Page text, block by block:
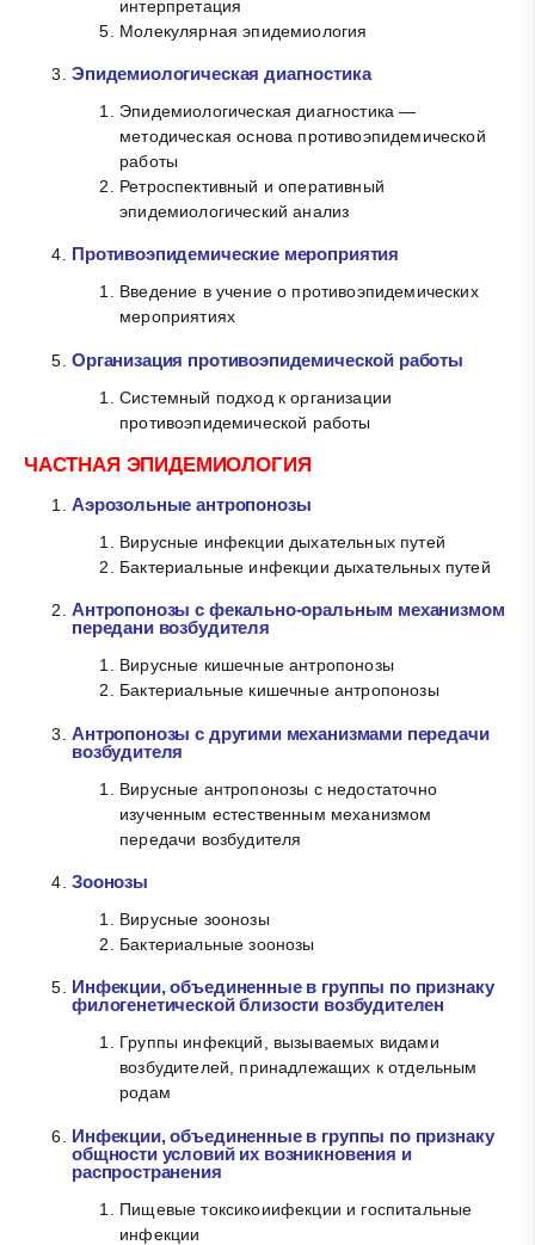
интерпретация
Молекулярная эпидемиология
Эпидемиологическая диагностика
Эпидемиологическая диагностика —
методическая основа противоэпидемической
работы
Ретроспективный и оперативный
эпидемиологический анализ
Противоэпидемические мероприятия
Введение в учение о противоэпидемических
мероприятиях
Организация противоэпидемической работы
Системный подход к организации
противоэпидемической работы
ЧАСТНАЯ ЭПИДЕМИОЛОГИЯ
Аэрозольные антропонозы
Вирусные инфекции дыхательных путей
Бактериальные инфекции дыхательных путей
Антропонозы с фекально-оральным механизмом
передани возбудителя
Вирусные кишечные антропонозы
Бактериальные кишечные антропонозы
Антропонозы с другими механизмами передачи
возбудителя
Вирусные антропонозы с недостаточно
изученным естественным механизмом
передачи возбудителя
Зоонозы
Вирусные зоонозы
Бактериальные зоонозы
Инфекции, объединенные в группы по признаку
филогенетической близости возбудителен
Группы инфекций, вызываемых видами
возбудителей, принадлежащих к отдельным
родам
Инфекции, объединенные в группы по признаку
общности условий их возникновения и
распространения
Пищевые токсикоиифекции и госпитальные
инфекции